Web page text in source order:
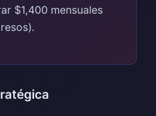
$1,400 mensuales